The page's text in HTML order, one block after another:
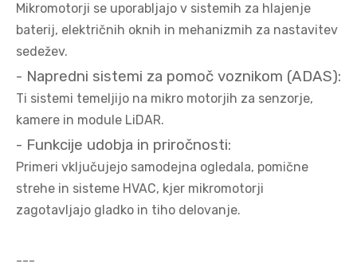
Mikromotorji se uporabljajo v sistemih za hlajenje
baterij, električnih oknih in mehanizmih za nastavitev
sedežev.
- Napredni sistemi za pomoč voznikom (ADAS):
Ti sistemi temeljijo na mikro motorjih za senzorje,
kamere in module LiDAR.
- Funkcije udobja in priročnosti:
Primeri vključujejo samodejna ogledala, pomične
strehe in sisteme HVAC, kjer mikromotorji
zagotavljajo gladko in tiho delovanje.